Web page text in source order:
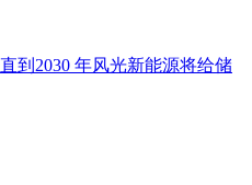
到2030 年风光新能源将给储